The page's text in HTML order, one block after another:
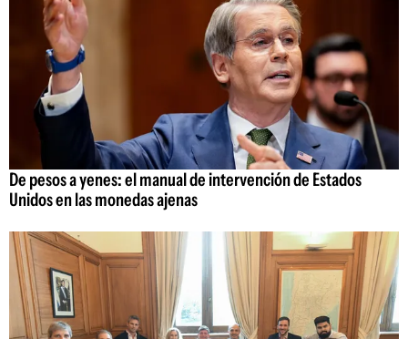
De pesos a yenes: el manual de intervención de Estados
Unidos en las monedas ajenas